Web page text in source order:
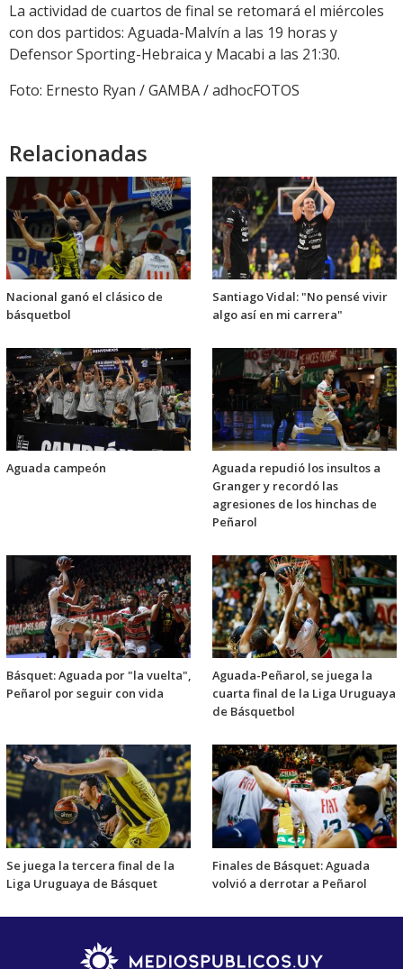
La actividad de cuartos de final se retomará el miércoles
con dos partidos: Aguada-Malvín a las 19 horas y
Defensor Sporting-Hebraica y Macabi a las 21:30.
Foto: Ernesto Ryan / GAMBA / adhocFOTOS
Relacionadas
Nacional ganó el clásico de
básquetbol
Santiago Vidal: "No pensé vivir
algo así en mi carrera"
Aguada campeón
Aguada repudió los insultos a
Granger y recordó las
agresiones de los hinchas de
Peñarol
Básquet: Aguada por "la vuelta",
Peñarol por seguir con vida
Aguada-Peñarol, se juega la
cuarta final de la Liga Uruguaya
de Básquetbol
Se juega la tercera final de la
Liga Uruguaya de Básquet
Finales de Básquet: Aguada
volvió a derrotar a Peñarol